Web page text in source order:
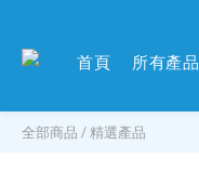
首頁 所有產品
全部商品 / 精選產品